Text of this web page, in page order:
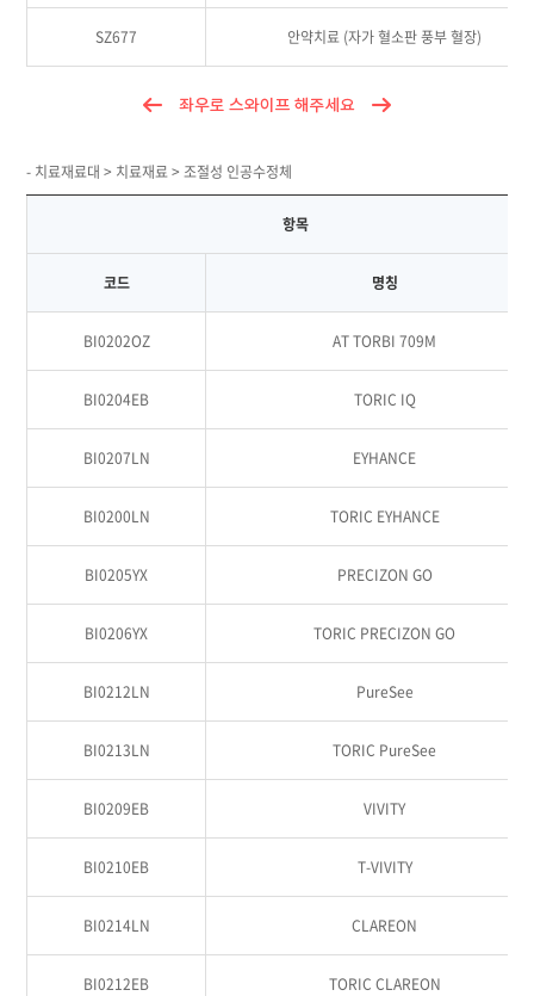
SZ677 안약치료 (자가 혈소판 풍부 혈장)
- 치료재료대 > 치료재료 > 조절성 인공수정체
항목
코드 명칭
BI0202OZ AT TORBI 709M
BI0204EB TORIC IQ
BI0207LN EYHANCE
BI0200LN TORIC EYHANCE
BI0205YX PRECIZON GO
BI0206YX TORIC PRECIZON GO
BI0212LN PureSee
BI0213LN TORIC PureSee
BI0209EB VIVITY
BI0210EB T-VIVITY
BI0214LN CLAREON
BI0212EB TORIC CLAREON